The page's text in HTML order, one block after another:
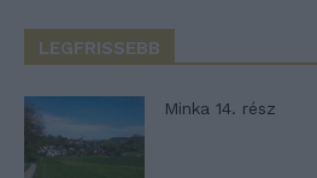
LEGFRISSEBB
Minka 14. rész